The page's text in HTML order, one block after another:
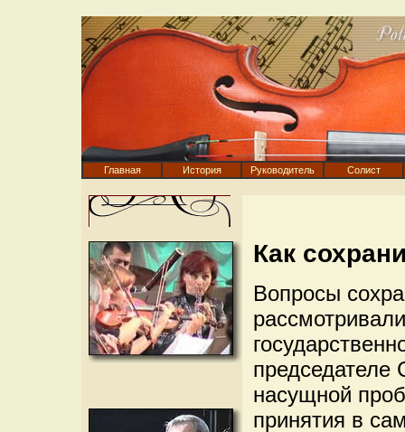
Главная История Руководитель Солист
Как
Вопросы
председателе
насущной
принятия в